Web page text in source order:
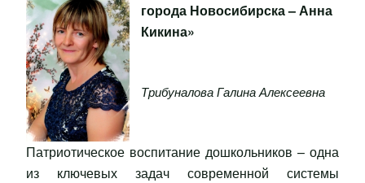
города Новосибирска – Анна
Кикина»
Трибуналова Галина Алексеевна
Патриотическое воспитание дошкольников – одна
из ключевых задач современной системы